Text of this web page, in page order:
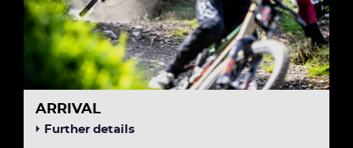
ARRIVAL
Further details